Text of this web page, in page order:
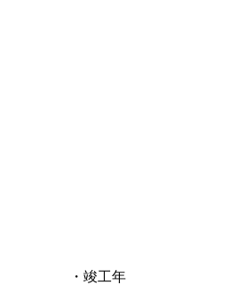
・竣工年